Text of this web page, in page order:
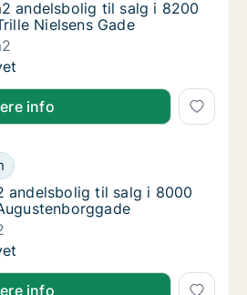
andelsbolig til salg i 8200
andelsbolig til salg i 8200
Nielsens Gade
andelsbolig til salg i 8200
info
andelsbolig til salg i 8000 Århus
til salg i 8000 Århus C,
andelsbolig til salg i 8000 Århus
andelsbolig til salg i 8000
andelsbolig til salg i 8000 Århus
info